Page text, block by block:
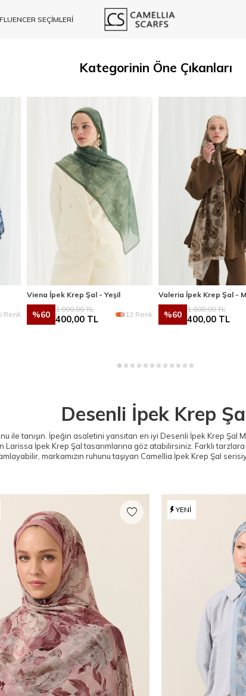
SEÇİMLERİ
Kategorinin Öne Çıkanları
Renk
Viena İpek Krep Şal - Yeşil
%60
1.000,00TL
400,00 TL 12 Renk
Valeria İpek Krep Şal -
%60
1.000,00TL
400,00TL
Desenli İpek Krep
ile tanışın. İpeğin asaletini yansıtan en iyi Desenli İpek Krep
Larissa İpek Krep Şaltasarımlarına göz atabilirsiniz. Farklı
markamızın ruhunu taşıyan Camellia İpek Krep Şal
YENI